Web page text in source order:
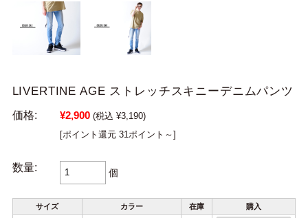
LIVERTINE AGE ストレッチスキニーデニムパンツ
価格: ¥2,900 (税込 ¥3,190)
[ポイント還元 31ポイント～]
数量: 個
サイズ カラー 在庫 購入